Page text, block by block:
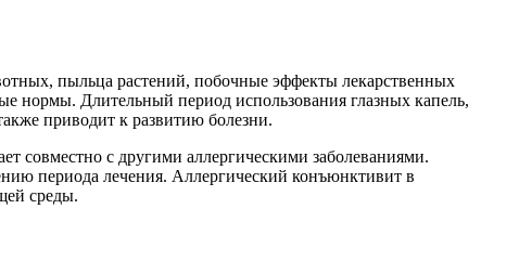
пыльца растений, побочные эффекты лекарственных
нормы. Длительный период использования глазных капель,
приводит к развитию болезни.
совместно с другими аллергическими заболеваниями.
периода лечения. Аллергический конъюнктивит в
среды.